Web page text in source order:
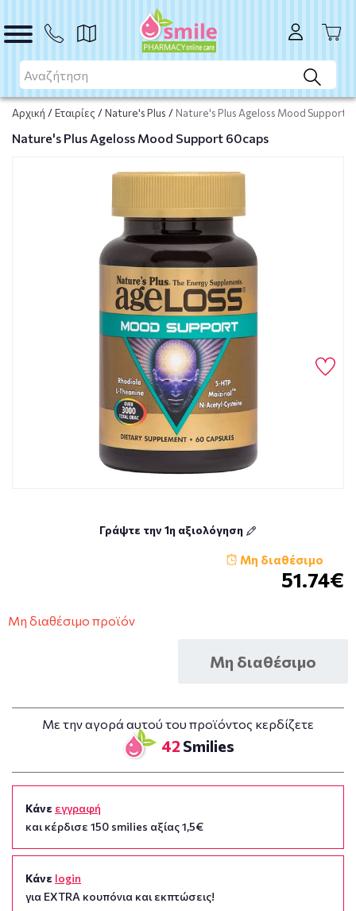
Αρχική /Εταιρίες /Nature's Plus / Nature's Plus Ageloss Mood Support
Μη διαθέσιμο προϊόν
Μη διαθέσιμο
Nature's Plus Ageloss Mood Support 60caps
Γράψτε την 1η αξιολόγηση
Μη διαθέσιμο
51.74€
Μη διαθέσιμο προϊόν
Μη διαθέσιμο
Με την αγορά αυτού του προϊόντος κερδίζετε
42 Smilies
Κάνε εγγραφή
και κέρδισε 150 smilies αξίας 1,5€
Κάνε login
για EXTRA κουπόνια και εκπτώσεις!